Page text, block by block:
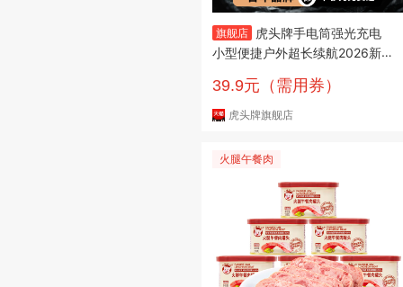
旗舰店
虎头牌手电筒强光充电
小型便捷户外超长续航2026新
39.9元（需用券）
虎头牌旗舰店
火腿午餐肉